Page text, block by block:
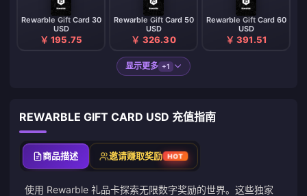
Rewarble Gift Card 30
USD
￥ 195.75
Rewarble Gift Card 50
USD
￥ 326.30
Rewarble Gift Card 60
USD
￥ 391.51
显示更多 +1
REWARBLE GIFT CARD USD 充值指南
商品描述 邀请赚取奖励 HOT
使用 Rewarble 礼品卡探索无限数字奖励的世界。这些独家